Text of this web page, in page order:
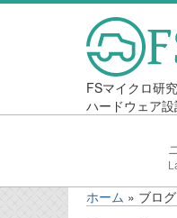
FSマイクロ研
ハードウェア
ホーム » ブログ